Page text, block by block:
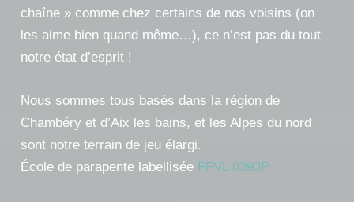
chaîne » comme chez certains de nos voisins (on
les aime bien quand même…), ce n’est pas du tout
notre état d’esprit !
Nous sommes tous basés dans la région de
Chambéry et d’Aix les bains, et les Alpes du nord
sont notre terrain de jeu élargi.
École de parapente labellisée FFVL 0393P